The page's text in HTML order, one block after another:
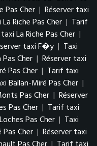
Pas Cher | Réserver taxi
La Riche Pas Cher | Tarif
La Riche Pas Cher |
taxi F�y | Taxi
Cher | Réserver taxi
Pas Cher | Tarif taxi
Ballan-Miré Pas Cher |
Pas Cher | Réserver
Pas Cher | Tarif taxi
Pas Cher | Taxi
Cher | Réserver taxi